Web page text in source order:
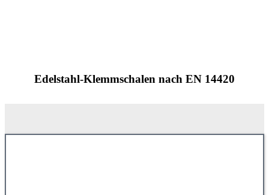
Edelstahl-Klemmschalen nach EN 14420